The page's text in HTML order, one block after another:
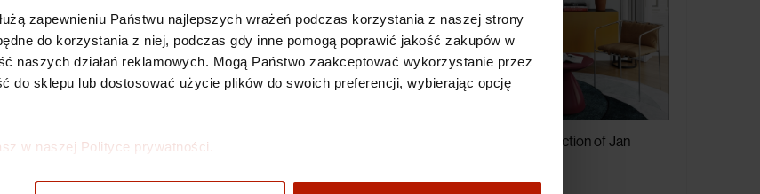
zapewnieniu Państwu najlepszych wrażeń podczas korzystania z naszej strony
do korzystania z niej, podczas gdy inne pomogą poprawić jakość zakupów w
naszych działań reklamowych. Mogą Państwo zaakceptować wykorzystanie przez
do sklepu lub dostosować użycie plików do swoich preferencji, wybierając opcję
w naszej Polityce prywatności.
- Energy
Jan Dobkowski - Australian Dream
"Red-Green" Collection of Jan